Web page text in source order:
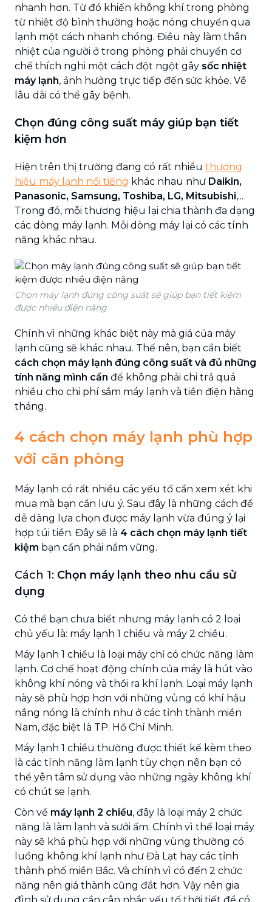
nhanh hơn. Từ đó khiến không khí trong phòng
từ nhiệt độ bình thường hoặc nóng chuyển qua
lạnh một cách nhanh chóng. Điều này làm thân
nhiệt của người ở trong phòng phải chuyển cơ
chế thích nghi một cách đột ngột gây sốc nhiệt
máy lạnh, ảnh hưởng trực tiếp đến sức khỏe. Về
lâu dài có thể gây bệnh.
Chọn đúng công suất máy giúp bạn tiết
kiệm hơn
Hiện trên thị trường đang có rất nhiều thương
hiệu máy lạnh nổi tiếng khác nhau như Daikin,
Panasonic, Samsung, Toshiba, LG, Mitsubishi,...
Trong đó, mỗi thương hiệu lại chia thành đa dạng
các dòng máy lạnh. Mỗi dòng máy lại có các tính
năng khác nhau.
Chọn máy lạnh đúng công suất sẽ giúp bạn tiết kiệm
được nhiều điện năng
Chính vì những khác biệt này mà giá của máy
lạnh cũng sẽ khác nhau. Thế nên, bạn cần biết
cách chọn máy lạnh đúng công suất và đủ những
tính năng mình cần để không phải chi trả quá
nhiều cho chi phí sắm máy lạnh và tiền điện hằng
tháng.
4 cách chọn máy lạnh phù hợp
với căn phòng
Máy lạnh có rất nhiều các yếu tố cần xem xét khi
mua mà bạn cần lưu ý. Sau đây là những cách để
dễ dàng lựa chọn được máy lạnh vừa đúng ý lại
hợp túi tiền. Đây sẽ là 4 cách chọn máy lạnh tiết
kiệm bạn cần phải nắm vững.
Cách 1: Chọn máy lạnh theo nhu cầu sử
dụng
Có thể bạn chưa biết nhưng máy lạnh có 2 loại
chủ yếu là: máy lạnh 1 chiều và máy 2 chiều.
Máy lạnh 1 chiều là loại máy chỉ có chức năng làm
lạnh. Cơ chế hoạt động chính của máy là hút vào
không khí nóng và thổi ra khí lạnh. Loại máy lạnh
này sẽ phù hợp hơn với những vùng có khí hậu
nắng nóng là chính như ở các tỉnh thành miền
Nam, đặc biệt là TP. Hồ Chí Minh.
Máy lạnh 1 chiều thường được thiết kế kèm theo
là các tính năng làm lạnh tùy chọn nên bạn có
thể yên tâm sử dụng vào những ngày không khí
có chút se lạnh.
Còn về máy lạnh 2 chiều, đây là loại máy 2 chức
năng là làm lạnh và sưởi ấm. Chính vì thế loại máy
này sẽ khá phù hợp với những vùng thường có
luồng không khí lạnh như Đà Lạt hay các tỉnh
thành phố miền Bắc. Và chính vì có đến 2 chức
năng nên giá thành cũng đắt hơn. Vậy nên gia